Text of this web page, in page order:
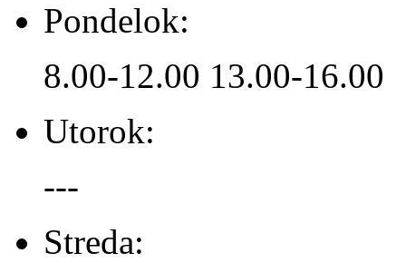
Pondelok:
8.00-12.00 13.00-16.00
Utorok:
---
Streda: